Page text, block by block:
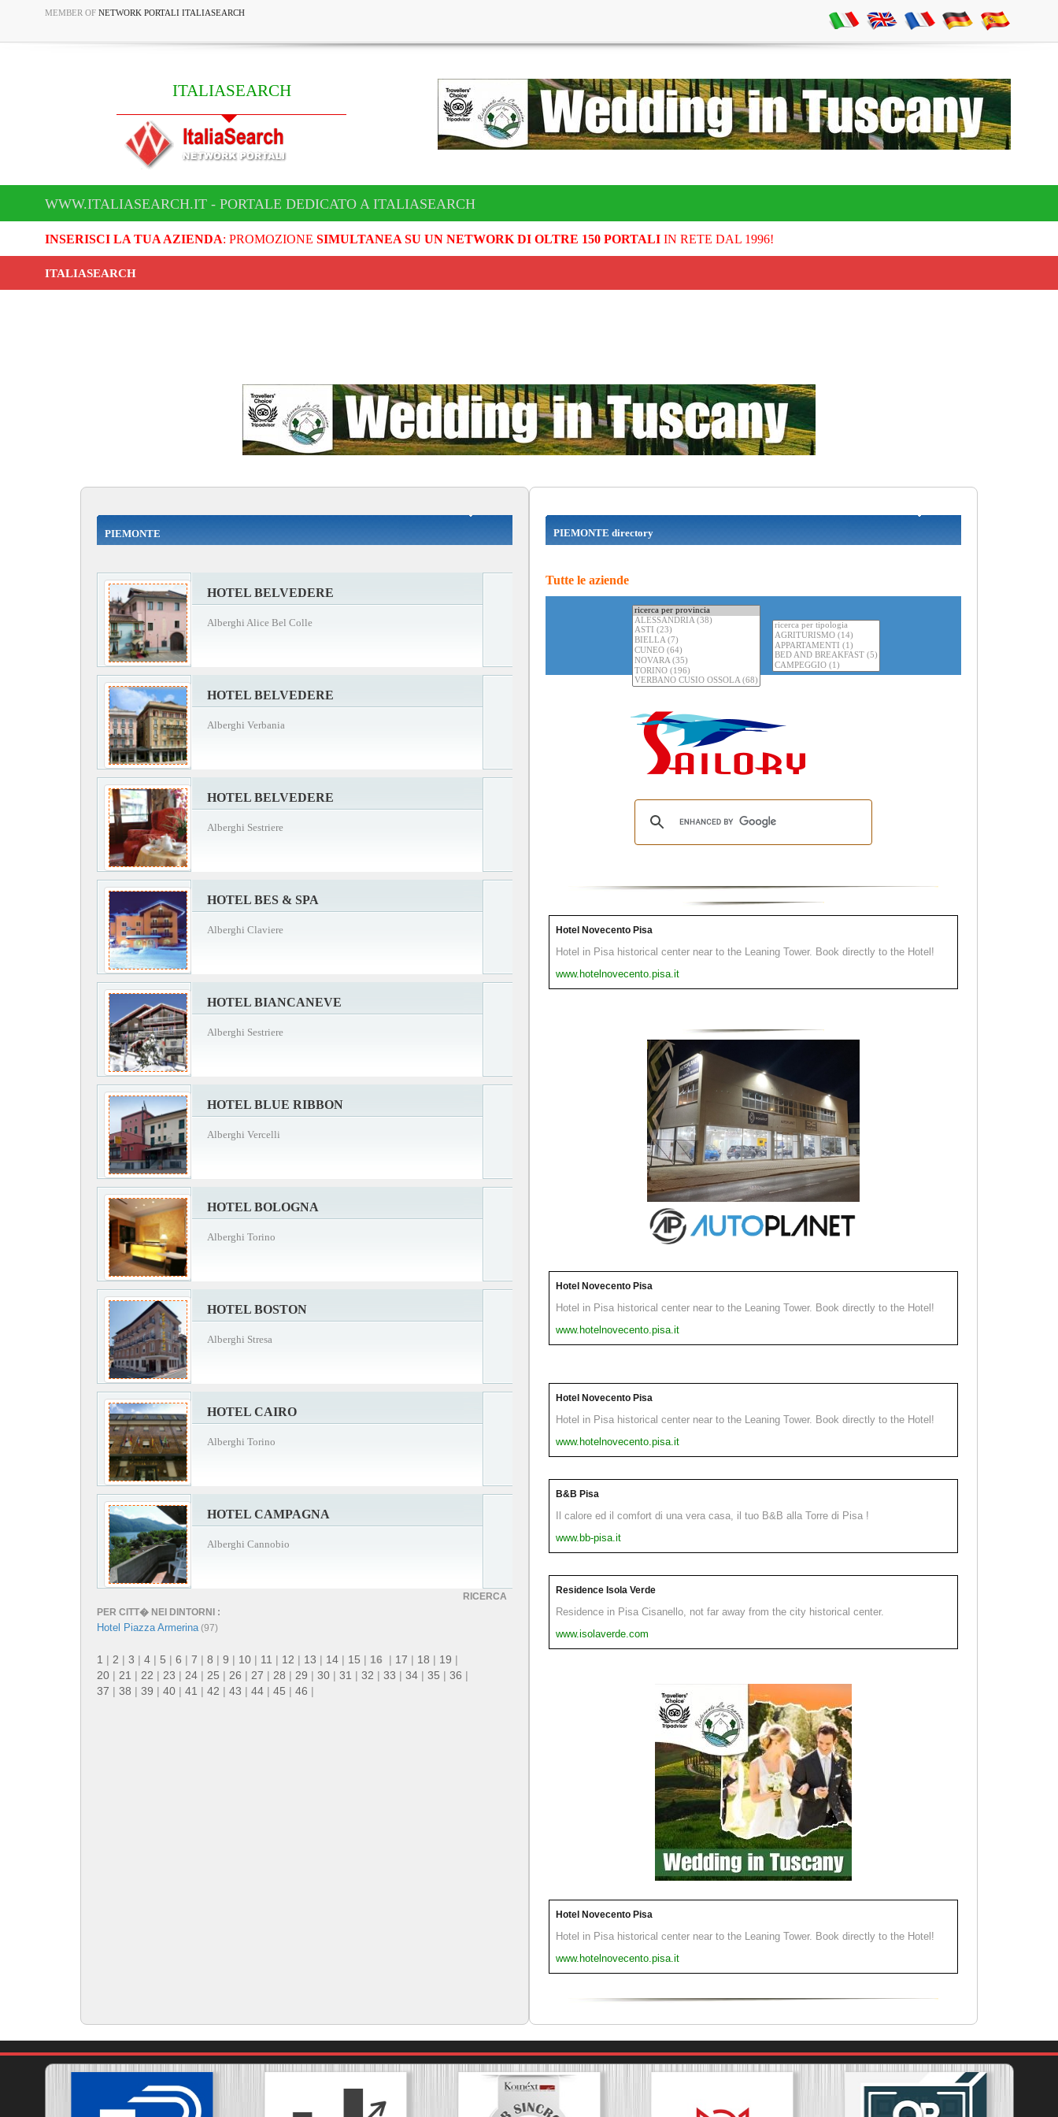
MEMBER OF NETWORK PORTALI ITALIASEARCH
ITALIASEARCH
WWW.ITALIASEARCH.IT - PORTALE DEDICATO A ITALIASEARCH
INSERISCI LA TUA AZIENDA: PROMOZIONE SIMULTANEA SU UN NETWORK DI OLTRE 150 PORTALIIN RETE DAL 1996!
ITALIASEARCH
PIEMONTE
HOTEL BELVEDERE
Alberghi Alice Bel Colle
HOTEL BELVEDERE
Alberghi Verbania
HOTEL BELVEDERE
Alberghi Sestriere
HOTEL BES & SPA
Alberghi Claviere
HOTEL BIANCANEVE
Alberghi Sestriere
HOTEL BLUE RIBBON
Alberghi Vercelli
HOTEL BOLOGNA
Alberghi Torino
HOTEL BOSTON
Alberghi Stresa
HOTEL CAIRO
Alberghi Torino
HOTEL CAMPAGNA
Alberghi Cannobio
RICERCA
PER CITT� NEI DINTORNI :
Hotel Piazza Armerina(97)
1 | 2 | 3 | 4 | 5 | 6 | 7 | 8 | 9 | 10 | 11 | 12 | 13 | 14 | 15 | 16 | 17 | 18 | 19 |
20 | 21 | 22 | 23 | 24 | 25 | 26 | 27 | 28 | 29 | 30 | 31 | 32 | 33 | 34 | 35 | 36 |
37 | 38 | 39 | 40 | 41 | 42 | 43 | 44 | 45 | 46 |
PIEMONTE directory
Tutte le aziende
Hotel Novecento Pisa
Hotel in Pisa historical center near to the Leaning Tower. Book directly to the Hotel!
www.hotelnovecento.pisa.it
Hotel Novecento Pisa
Hotel in Pisa historical center near to the Leaning Tower. Book directly to the Hotel!
www.hotelnovecento.pisa.it
Hotel Novecento Pisa
Hotel in Pisa historical center near to the Leaning Tower. Book directly to the Hotel!
www.hotelnovecento.pisa.it
B&B Pisa
Il calore ed il comfort di una vera casa, il tuo B&B alla Torre di Pisa !
www.bb-pisa.it
Residence Isola Verde
Residence in Pisa Cisanello, not far away from the city historical center.
www.isolaverde.com
Hotel Novecento Pisa
Hotel in Pisa historical center near to the Leaning Tower. Book directly to the Hotel!
www.hotelnovecento.pisa.it